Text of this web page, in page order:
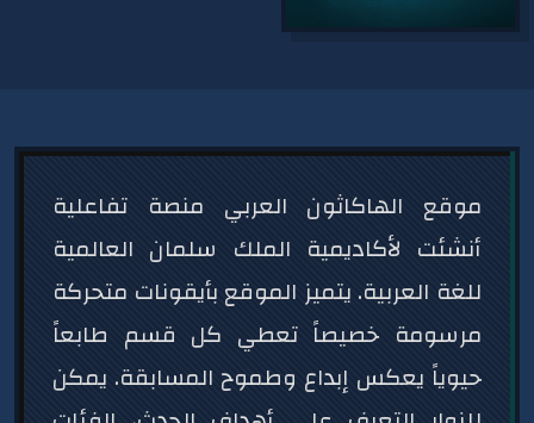
موقع الهاكاثون العربي منصة تفاعلية
أنشئت لأكاديمية الملك سلمان العالمية
للغة العربية. يتميز الموقع بأيقونات متحركة
مرسومة خصيصاً تعطي كل قسم طابعاً
حيوياً يعكس إبداع وطموح المسابقة. يمكن